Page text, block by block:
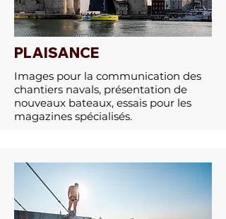
PLAISANCE
Images pour la communication des
chantiers navals, présentation de
nouveaux bateaux, essais pour les
magazines spécialisés.